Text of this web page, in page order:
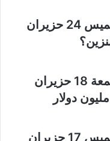
سعر الدولار في لبنان اليوم الخميس 24 حزيران
سعر الدولار في لبنان اليوم الجمعة 18 حزيران
سعر الدولار في لبنان اليوم الخميس 17 حزيران